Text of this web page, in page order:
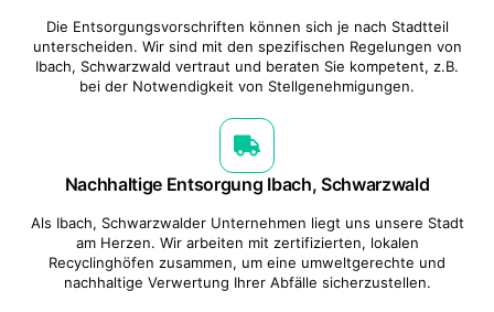
Die Entsorgungsvorschriften können sich je nach Stadtteil
unterscheiden. Wir sind mit den spezifischen Regelungen von
Ibach, Schwarzwald vertraut und beraten Sie kompetent, z.B.
bei der Notwendigkeit von Stellgenehmigungen.
Nachhaltige Entsorgung Ibach, Schwarzwald
Als Ibach, Schwarzwalder Unternehmen liegt uns unsere Stadt
am Herzen. Wir arbeiten mit zertifizierten, lokalen
Recyclinghöfen zusammen, um eine umweltgerechte und
nachhaltige Verwertung Ihrer Abfälle sicherzustellen.